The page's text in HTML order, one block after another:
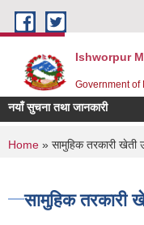
Skip to main content
Ishworpur
Government of
नयाँ सुचना तथा जानकारी
You are
Home » सामुहिक तरकारी खेती
सामुहिक तरकारी